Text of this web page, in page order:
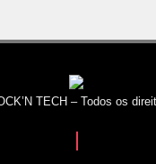
TECH – Todos os